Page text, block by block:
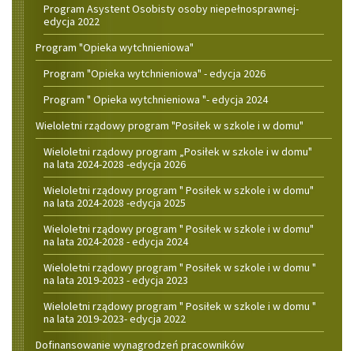
Program Asystent Osobisty osoby niepełnosprawnej-
edycja 2022
Program "Opieka wytchnieniowa"
Program "Opieka wytchnieniowa" - edycja 2026
Program " Opieka wytchnieniowa "- edycja 2024
Wieloletni rządowy program "Posiłek w szkole i w domu"
Wieloletni rządowy program „Posiłek w szkole i w domu"
na lata 2024-2028 -edycja 2026
Wieloletni rządowy program " Posiłek w szkole i w domu"
na lata 2024-2028 -edycja 2025
Wieloletni rządowy program " Posiłek w szkole i w domu"
na lata 2024-2028 - edycja 2024
Wieloletni rządowy program " Posiłek w szkole i w domu "
na lata 2019-2023 - edycja 2023
Wieloletni rządowy program " Posiłek w szkole i w domu "
na lata 2019-2023- edycja 2022
Dofinansowanie wynagrodzeń pracowników